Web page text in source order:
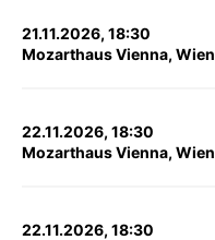
21.11.2026, 18:30
Mozarthaus Vienna, Wien
22.11.2026, 18:30
Mozarthaus Vienna, Wien
22.11.2026, 18:30